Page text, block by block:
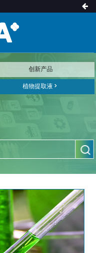
创新产品
植物提取液